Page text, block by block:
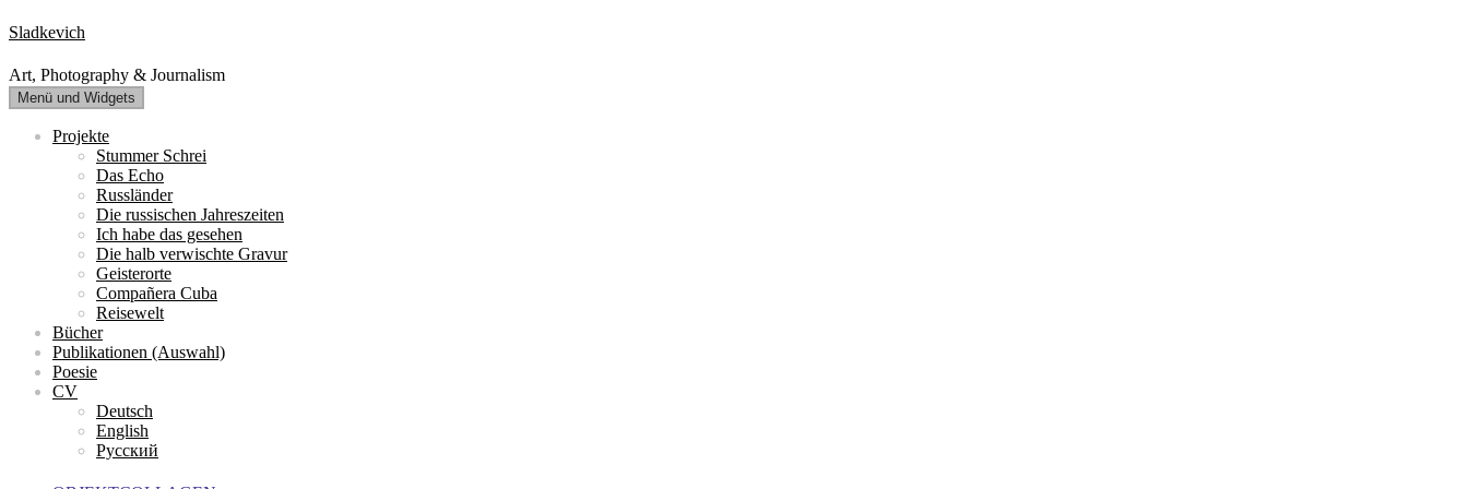
Zum
Inhalt
springen
Sladkevich
Art, Photography & Journalism
Menü und Widgets
Projekte
Stummer Schrei
Das Echo
Russländer
Die russischen Jahreszeiten
Ich habe das gesehen
Die halb verwischte Gravur
Geisterorte
Compañera Cuba
Reisewelt
Bücher
Publikationen (Auswahl)
Poesie
CV
Deutsch
English
Русский